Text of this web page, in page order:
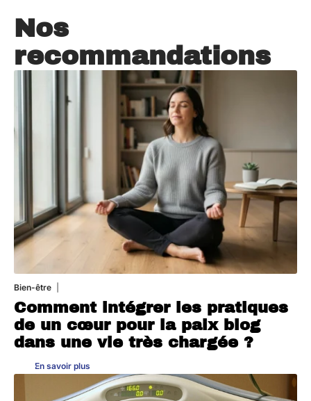
Nos
recommandations
Bien-être
Comment intégrer les pratiques
de un cœur pour la paix blog
dans une vie très chargée ?
En savoir plus